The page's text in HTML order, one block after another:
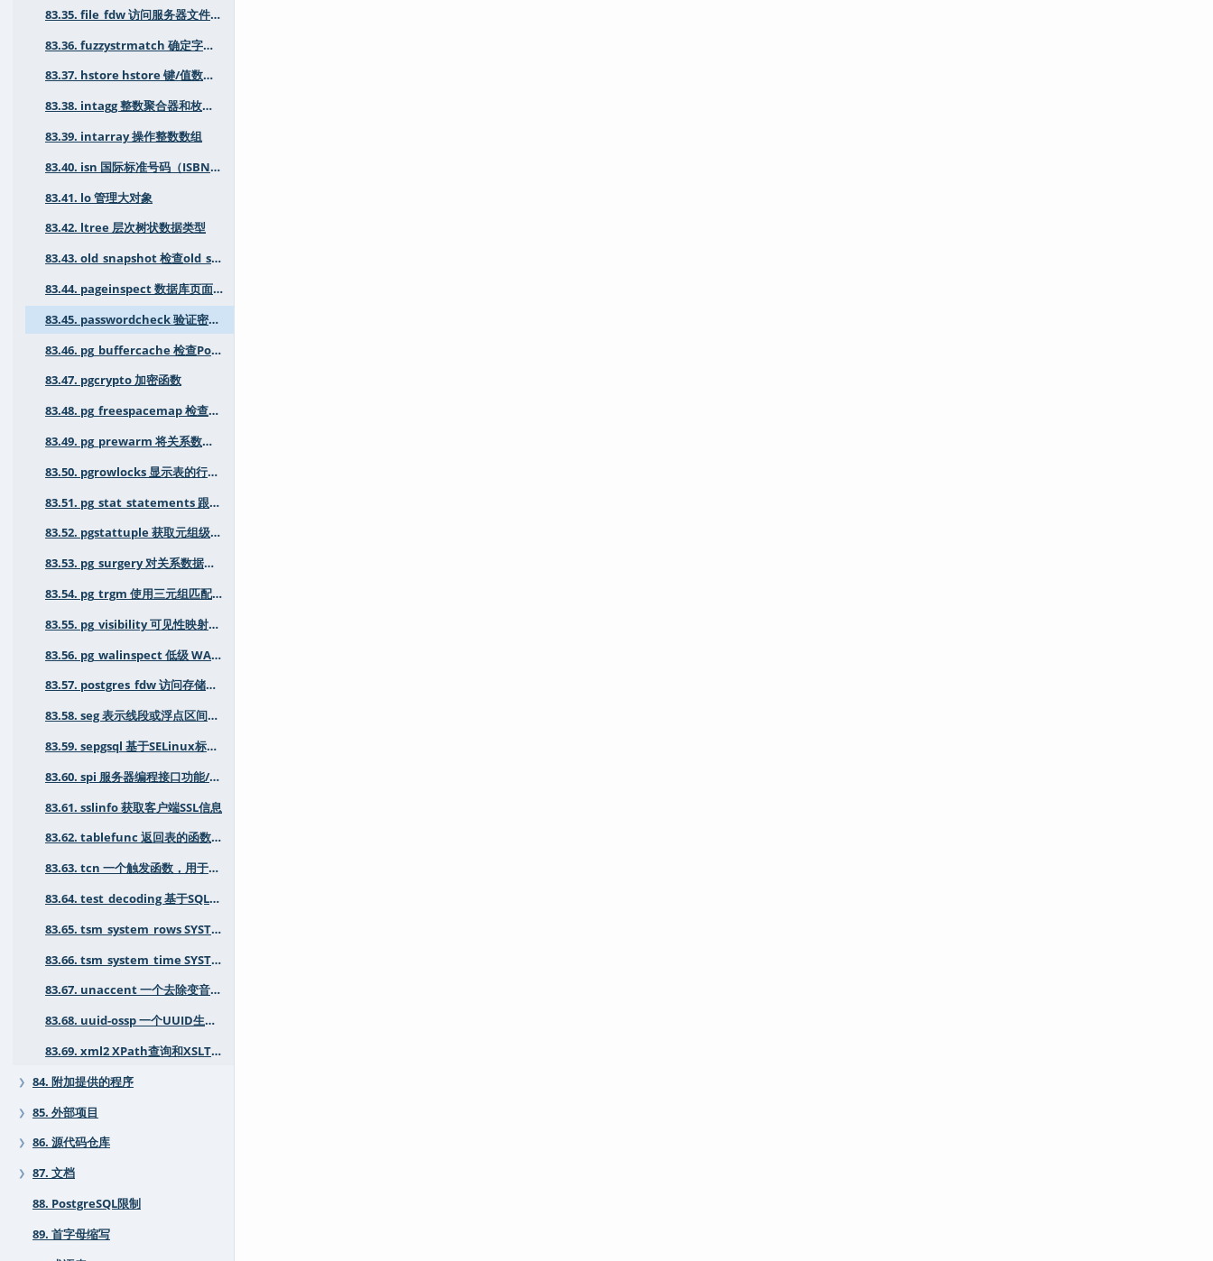
83.35. file_fdw 访问服务器文件系统中的数据文件
83.36. fuzzystrmatch 确定字符串相似性和距离
83.37. hstore hstore 键/值数据类型
83.38. intagg 整数聚合器和枚举器
83.39. intarray 操作整数数组
83.40. isn 国际标准号码（ISBN、EAN、UPC等）的数据类型
83.41. lo 管理大对象
83.42. ltree 层次树状数据类型
83.43. old_snapshot 检查old_snapshot_threshold状态
83.44. pageinspect 数据库页面的低级检查
83.45. passwordcheck 验证密码强度
83.46. pg_buffercache 检查PostgreSQL 缓冲区缓存状态
83.47. pgcrypto 加密函数
83.48. pg_freespacemap 检查空闲空间映射
83.49. pg_prewarm 将关系数据预加载到缓冲区缓存中
83.50. pgrowlocks 显示表的行锁定信息
83.51. pg_stat_statements 跟踪 SQL 规划和执行的统计信息
83.52. pgstattuple 获取元组级别的统计信息
83.53. pg_surgery 对关系数据执行低级操作
83.54. pg_trgm 使用三元组匹配支持文本相似性
83.55. pg_visibility 可见性映射信息和工具
83.56. pg_walinspect 低级 WAL 检查
83.57. postgres_fdw 访问存储在外部PostgreSQL 服务器中的数据
83.58. seg 表示线段或浮点区间的数据类型
83.59. sepgsql 基于SELinux标签的强制访问控制（MAC）安全模块
83.60. spi 服务器编程接口功能/示例
83.61. sslinfo 获取客户端SSL信息
83.62. tablefunc 返回表的函数（crosstab及其他）
83.63. tcn 一个触发函数，用于通知监听者表内容的更改
83.64. test_decoding 基于SQL的WAL逻辑解码测试/示例模块
83.65. tsm_system_rows SYSTEM_ROWS采样方法用于TABLESAMPLE
83.66. tsm_system_time SYSTEM_TIME采样方法用于TABLESAMPLE
83.67. unaccent 一个去除变音符号的文本搜索字典
83.68. uuid-ossp 一个UUID生成器
83.69. xml2 XPath查询和XSLT功能
❯ 84. 附加提供的程序
❯ 85. 外部项目
❯ 86. 源代码仓库
❯
87. 文档
88. PostgreSQL限制
89. 首字母缩写